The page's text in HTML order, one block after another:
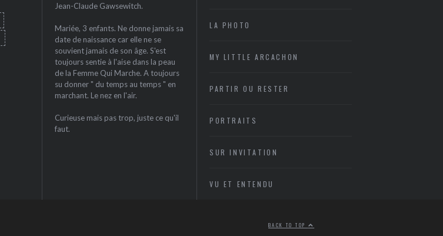
Jean-Claude Gawsewitch.
Mariée, 3 enfants. Ne donne jamais sa
date de naissance car elle ne se
souvient jamais de son âge. S'est
toujours sentie à l'aise dans la peau
de la Femme Qui Marche. A toujours
su donner " du temps au temps " en
marchant. Le nez en l'air.
Curieuse mais pas trop, juste ce qu'il
faut.
LA PHOTO
MY LITTLE ARCACHON
PARTIR OU RESTER
PORTRAITS
SUR INVITATION
VU ET ENTENDU
BACK TO TOP